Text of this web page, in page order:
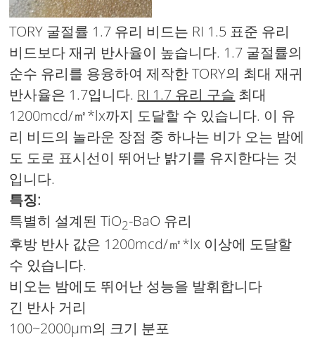
TORY 굴절률 1.7 유리 비드는 RI 1.5 표준 유리
비드보다 재귀 반사율이 높습니다. 1.7 굴절률의
순수 유리를 용융하여 제작한 TORY의 최대 재귀
반사율은 1.7입니다. RI 1.7 유리 구슬 최대
1200mcd/㎡*lx까지 도달할 수 있습니다. 이 유
리 비드의 놀라운 장점 중 하나는 비가 오는 밤에
도 도로 표시선이 뛰어난 밝기를 유지한다는 것
입니다.
특징:
특별히 설계된 TiO2-BaO 유리
후방 반사 값은 1200mcd/㎡*lx 이상에 도달할
수 있습니다.
비오는 밤에도 뛰어난 성능을 발휘합니다
긴 반사 거리
100~2000μm의 크기 분포